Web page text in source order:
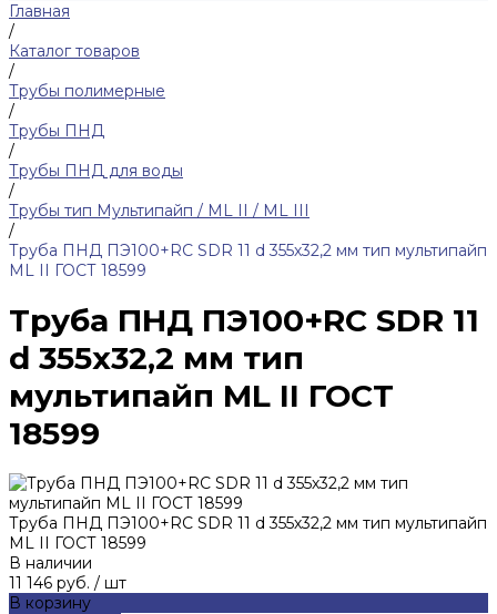
Главная
/
Каталог товаров
/
Трубы полимерные
/
Трубы ПНД
/
Трубы ПНД для воды
/
Трубы тип Мультипайп / ML II / ML III
/
Труба ПНД ПЭ100+RC SDR 11 d 355х32,2 мм тип мультипайп
ML II ГОСТ 18599
Труба ПНД ПЭ100+RC SDR 11
d 355х32,2 мм тип
мультипайп ML II ГОСТ
18599
Труба ПНД ПЭ100+RC SDR 11 d 355х32,2 мм тип мультипайп
ML II ГОСТ 18599
В наличии
11 146 руб. / шт
В корзину